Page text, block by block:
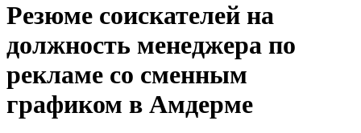
Резюме соискателей на
должность менеджера по
рекламе со сменным
графиком в Амдерме